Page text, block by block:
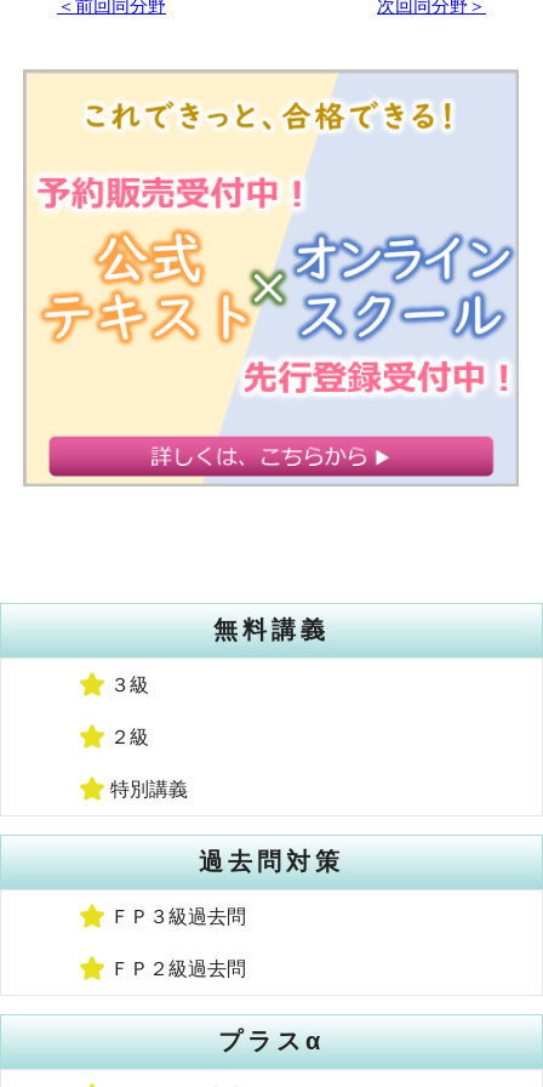
＜前回同分野
次回同分野＞
無料講義
３級
２級
特別講義
過去問対策
ＦＰ３級過去問
ＦＰ２級過去問
プラスα